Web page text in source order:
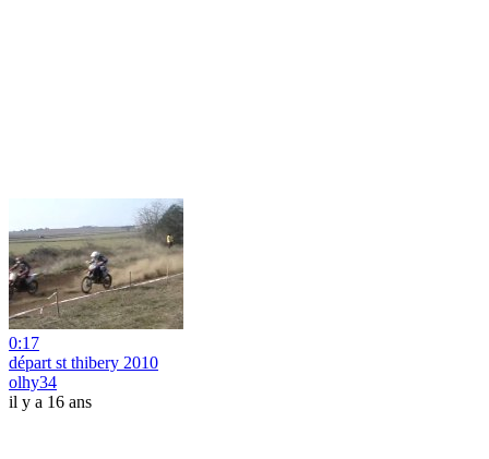
0:17
départ st thibery 2010
olhy34
il y a 16 ans